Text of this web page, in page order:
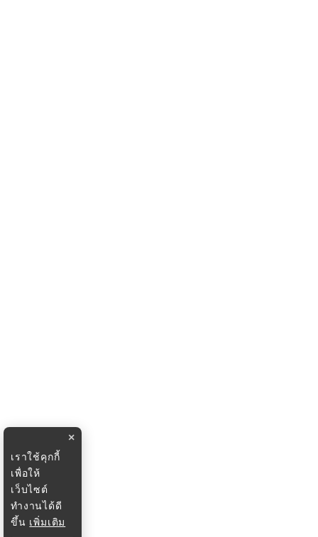
×
เราใช้คุกกี้
เพื่อให้
เว็บไซต์
ทำงานได้ดี
ขึ้น เพิ่มเติม